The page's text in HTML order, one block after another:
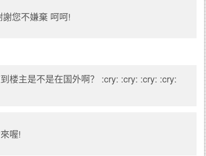
您不嫌棄 呵呵!
楼主是不是在国外啊？ :cry: :cry: :cry: :cry:
喔!